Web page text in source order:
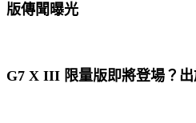
版傳聞曝光
G7 X III 限量版即將登場？出